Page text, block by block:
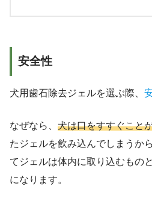
安全性
犬用歯石除去ジェルを選ぶ際、
なぜなら、 犬は口をすすぐこと
たジェルを飲み込んでしまうか
てジェルは体内に取り込むもの
になります。